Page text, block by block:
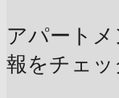
アパート
報をチェッ